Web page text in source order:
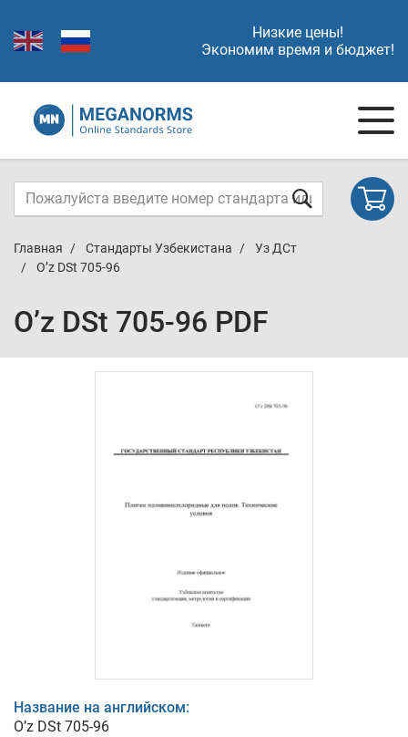
Низкие цены!
Экономим время и бюджет!
Главная Стандарты Узбекистана
Уз ДСт
O’z DSt 705-96
O’z DSt 705-96 PDF
Название на английском:
O’z DSt 705-96